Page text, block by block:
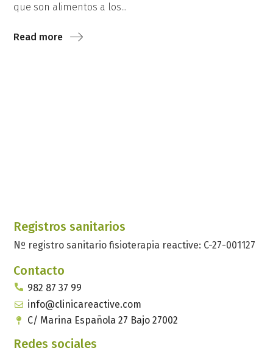
que son alimentos a los...
Read more
Registros sanitarios
Nº registro sanitario fisioterapia reactive: C-27-001127
Contacto
982 87 37 99
info@clinicareactive.com
C/ Marina Española 27 Bajo 27002
Redes sociales